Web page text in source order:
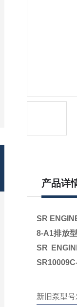
产品详
SR
8-A1排放
SR
新旧泵型